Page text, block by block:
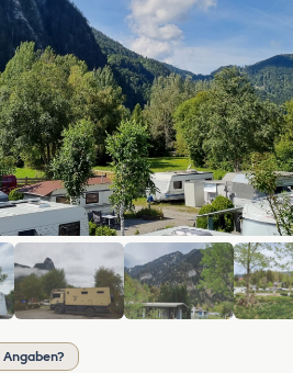
Angaben?